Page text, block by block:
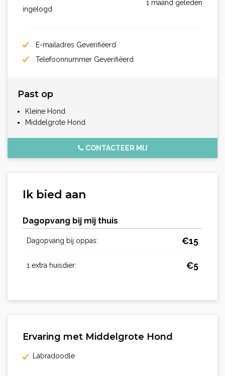
ingelogd
1 maand geleden
E-mailadres Geverifiëerd
Telefoonnummer Geverifiëerd
Past op
Kleine Hond
Middelgrote Hond
CONTACTEER MIJ
Ik bied aan
Dagopvang bij mij thuis
Dagopvang bij oppas: €15
1 extra huisdier: €5
Ervaring met Middelgrote Hond
Labradoodle